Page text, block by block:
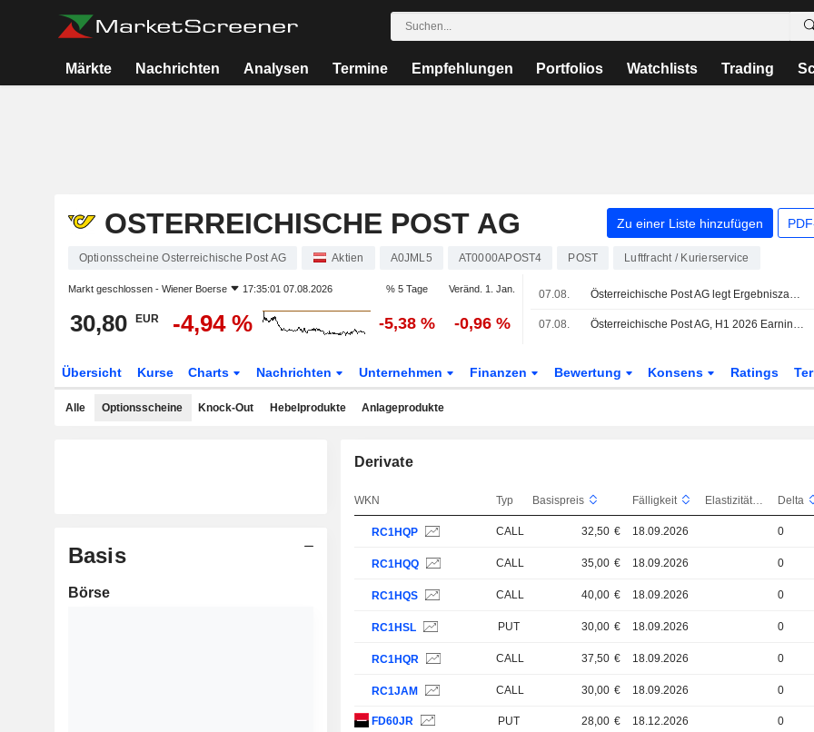
Märkte Nachrichten Analysen Termine Empfehlungen Portfolios Watchlists Trading
OSTERREICHISCHE POST AG Zu einer Liste hinzufügen
Optionsscheine Osterreichische Post AG Aktien A0JML5 AT0000APOST4 POST Luftfracht / Kurierservice
Markt geschlossen - Wiener Boerse 17:35:01 07.08.2026 % 5 Tage Veränd. 1. Jan.
30,80 EUR -4,94 % -5,38 % -0,96 %
07.08. Österreichische Post AG legt Ergebniszahlen für das zweite Quartal und das erste Halbjahr bis zum 30. Juni 2026 vor
07.08. Österreichische Post AG, H1 2026 Earnings Call, Aug 07, 2026
Übersicht Kurse Charts Nachrichten Unternehmen Finanzen Bewertung Konsens Ratings
Alle Optionsscheine Knock-Out Hebelprodukte Anlageprodukte
Basis
Börse
Derivate
WKN Typ Basispreis Fälligkeit Elastizität Delta
RC1HQP CALL 32,50 € 18.09.2026 0
RC1HQQ CALL 35,00 € 18.09.2026 0
RC1HQS CALL 40,00 € 18.09.2026 0
RC1HSL PUT 30,00 € 18.09.2026 0
RC1HQR CALL 37,50 € 18.09.2026 0
RC1JAM CALL 30,00 € 18.09.2026 0
FD60JR PUT 28,00 € 18.12.2026 0